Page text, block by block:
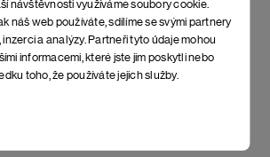
návštěvnosti využíváme soubory cookie.
náš web používáte, sdílíme se svými partnery
a analýzy. Partneři tyto údaje mohou
informacemi, které jste jim poskytli nebo
toho, že používáte jejich služby.
White
1 198 Kč